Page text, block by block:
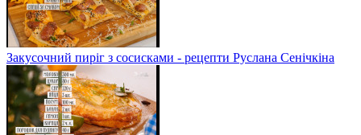
Закусочний пиріг з сосисками - рецепти Руслана Сенічкіна